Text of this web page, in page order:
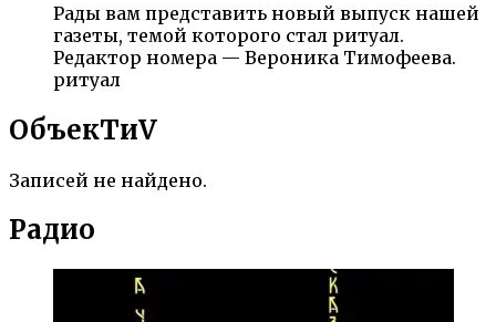
Рады вам представить новый выпуск нашей
газеты, темой которого стал ритуал.
Редактор номера — Вероника Тимофеева.
ритуал
ОбъекTиV
Записей не найдено.
Радио